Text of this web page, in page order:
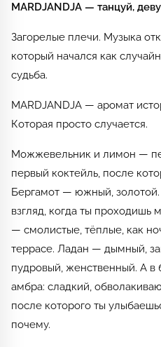
MARDJANDJA — танцуй,
Загорелые плечи. Музыка
который начался как
судьба.
MARDJANDJA — аромат
Которая просто случается.
Можжевельник и лимон —
первый коктейль, после
Бергамот — южный,
взгляд, когда ты
— смолистые, тёплые, как
террасе. Ладан — дымный,
пудровый, женственный. А в
амбра: сладкий,
после которого ты
почему.